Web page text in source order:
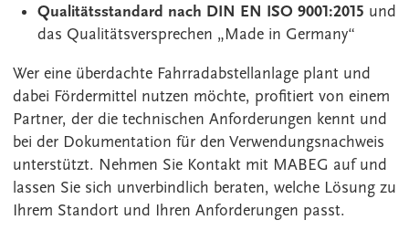
Qualitätsstandard nach DIN EN ISO 9001:2015 und
das Qualitätsversprechen „Made in Germany“
Wer eine überdachte Fahrradabstellanlage plant und
dabei Fördermittel nutzen möchte, profitiert von einem
Partner, der die technischen Anforderungen kennt und
bei der Dokumentation für den Verwendungsnachweis
unterstützt. Nehmen Sie Kontakt mit MABEG auf und
lassen Sie sich unverbindlich beraten, welche Lösung zu
Ihrem Standort und Ihren Anforderungen passt.